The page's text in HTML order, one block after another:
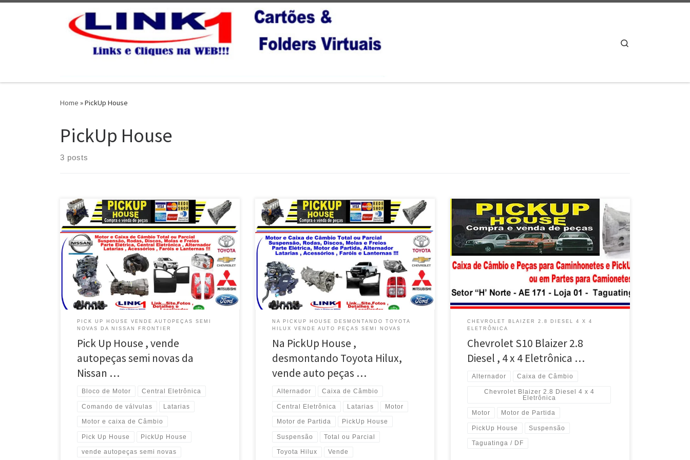
Home »PickUp House
PickUp House
3 posts
Na Pick Up House desmontando Nissan Frontier ,
vende auto peças seminovas – Taguatinga / DF Nissan
Frontier , vende motor e Caixa de câmbio total ou
parcial – Taguatinga / DF Nissan Frontier , vende
Suspensão , Eixos , Discos , Balanças e Rodas –
Taguatinga / DF […]
PICK UP HOUSE VENDE AUTOPEÇAS SEMI
NOVAS DA NISSAN FRONTIER
Pick Up House , vende
autopeças semi novas da
Nissan …
Bloco de Motor Central Eletrônica
Comando de válvulas Latarias
Motor e caixa de Câmbio
Pick Up House PickUp House
vende autopeças semi novas
Na Pick Up House desmontando Toyota Hilux, vende
auto peças seminovas – Taguatinga / DF Toyota Hilux ,
vende motor e Caixa de câmbio total ou parcial –
Taguatinga / DF Toyota Hilux , vende Suspensão , Eixos
, Discos , Balanças , Rodas e Pneus – Taguatinga / DF
[…]
NA PICKUP HOUSE DESMONTANDO TOYOTA
HILUX VENDE AUTO PEÇAS SEMI NOVAS
Na PickUp House ,
desmontando Toyota Hilux,
vende auto peças …
Alternador Caixa de Câmbio
Central Eletrônica Latarias Motor
Motor de Partida PickUp House
Suspensão Total ou Parcial
Toyota Hilux Vende
Chevrolet Blaizer 2.8 4 x 4 a Diesel , vende motor
completo em Taguatinga / DF Chevrolet Blaizer 2.8 4 x
4 a Diesel , vende Caixa de Câmbio completa em
Taguatinga / DF Chevrolet Blaizer , vende motor de
partida e alternador em Taguatinga / DF Chevrolet
CHEVROLET BLAIZER 2.8 DIESEL 4 X 4
ELETRÔNICA
Chevrolet S10 Blaizer 2.8
Diesel , 4 x 4 Eletrônica …
Alternador Caixa de Câmbio
Chevrolet Blaizer 2.8 Diesel 4 x 4
Eletrônica
Motor Motor de Partida
PickUp House Suspensão
Taguatinga / DF